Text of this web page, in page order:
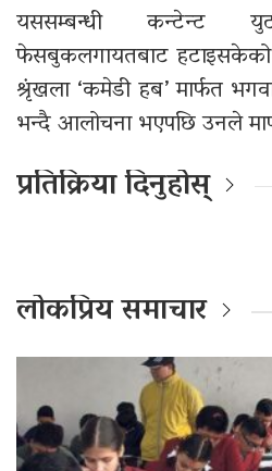
यससम्बन्धी कन्टेन्ट
फेसबुकलगायतबाट
श्रृंखला ‘कमेडी हब’ मार्फत
भन्दै आलोचना भएपछि उनले
प्रतिक्रिया दिनुहोस्
लोकप्रिय समाचार